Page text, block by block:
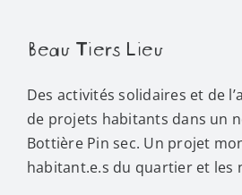
Beau Tiers Lieu
Des activités solidaires et de
de projets habitants dans un
Bottière Pin sec. Un projet
habitant.e.s du quartier et les